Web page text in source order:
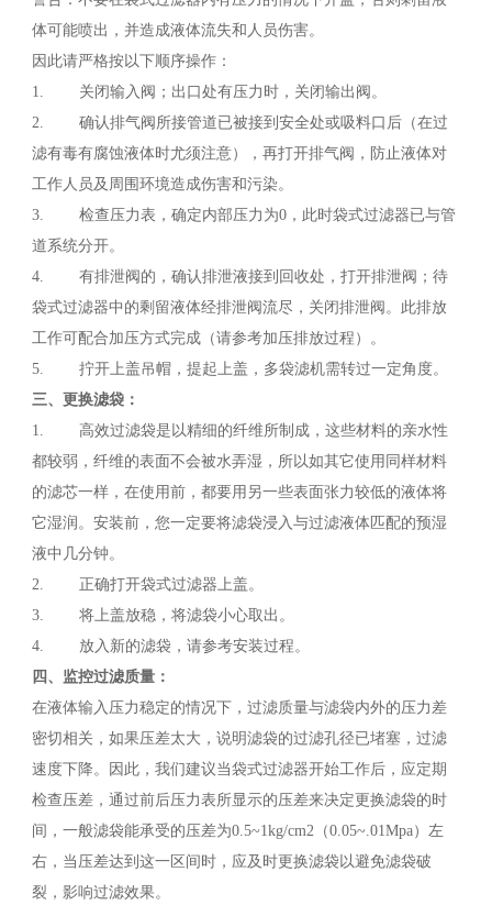
体可能喷出，并造成液体流失和人员伤害。
因此请严格按以下顺序操作：
1. 关闭输入阀；出口处有压力时，关闭输出阀。
2. 确认排气阀所接管道已被接到安全处或吸料口后（在过
滤有毒有腐蚀液体时尤须注意），再打开排气阀，防止液体对
工作人员及周围环境造成伤害和污染。
3. 检查压力表，确定内部压力为0，此时袋式过滤器已与管
道系统分开。
4. 有排泄阀的，确认排泄液接到回收处，打开排泄阀；待
袋式过滤器中的剩留液体经排泄阀流尽，关闭排泄阀。此排放
工作可配合加压方式完成（请参考加压排放过程）。
5. 拧开上盖吊帽，提起上盖，多袋滤机需转过一定角度。
三、更换滤袋：
1. 高效过滤袋是以精细的纤维所制成，这些材料的亲水性
都较弱，纤维的表面不会被水弄湿，所以如其它使用同样材料
的滤芯一样，在使用前，都要用另一些表面张力较低的液体将
它湿润。安装前，您一定要将滤袋浸入与过滤液体匹配的预湿
液中几分钟。
2. 正确打开袋式过滤器上盖。
3. 将上盖放稳，将滤袋小心取出。
4. 放入新的滤袋，请参考安装过程。
四、监控过滤质量：
在液体输入压力稳定的情况下，过滤质量与滤袋内外的压力差
密切相关，如果压差太大，说明滤袋的过滤孔径已堵塞，过滤
速度下降。因此，我们建议当袋式过滤器开始工作后，应定期
检查压差，通过前后压力表所显示的压差来决定更换滤袋的时
间，一般滤袋能承受的压差为0.5~1kg/cm2（0.05~.01Mpa）左
右，当压差达到这一区间时，应及时更换滤袋以避免滤袋破
裂，影响过滤效果。